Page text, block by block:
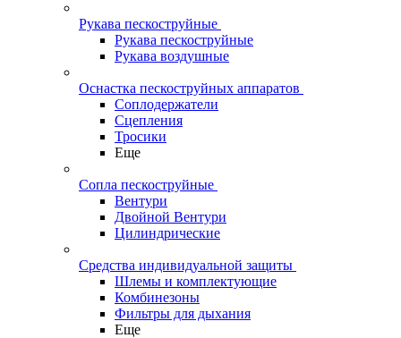
Рукава пескоструйные
Рукава пескоструйные
Рукава воздушные
Оснастка пескоструйных аппаратов
Соплодержатели
Сцепления
Тросики
Еще
Сопла пескоструйные
Вентури
Двойной Вентури
Цилиндрические
Средства индивидуальной защиты
Шлемы и комплектующие
Комбинезоны
Фильтры для дыхания
Еще